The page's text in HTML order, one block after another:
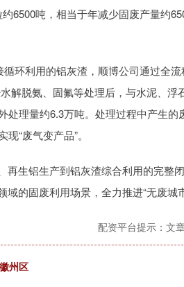
6500吨，相当于年减少固废产量约
环利用的铝灰渣，顺博公司通过全
解脱氨、固氟等处理后，与水泥、浮
处理量约6.3万吨。处理过程中产生
“废气变产品”。
生铝生产到铝灰渣综合利用的完整
的固废利用场景，全力推进“无废城
配资平台提示：文
州区